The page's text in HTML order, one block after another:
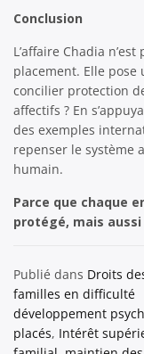
Conclusion
L’affaire Chadia
placement. Elle
concilier protection
affectifs ? En
des exemples
repenser le système
humain.
Parce que chaque
protégé, mais
Publié dans Droits
familles en difficulté
développement
placés, Intérêt